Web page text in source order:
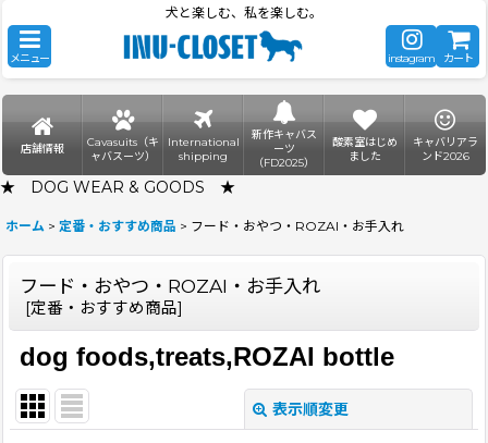
犬と楽しむ、私を楽しむ。
メニュー instagram カート
店舗情報
Cavasuits（キ
ャバスーツ）
International
shipping
新作キャバス
ーツ
（FD2025）
酸素室はじめ
ました
キャバリアラ
ンド2026
★ DOG WEAR & GOODS ★
ホーム > 定番・おすすめ商品 > フード・おやつ・ROZAI・お手入れ
フード・おやつ・ROZAI・お手入れ
[定番・おすすめ商品]
dog foods,treats,ROZAI bottle
表示順変更